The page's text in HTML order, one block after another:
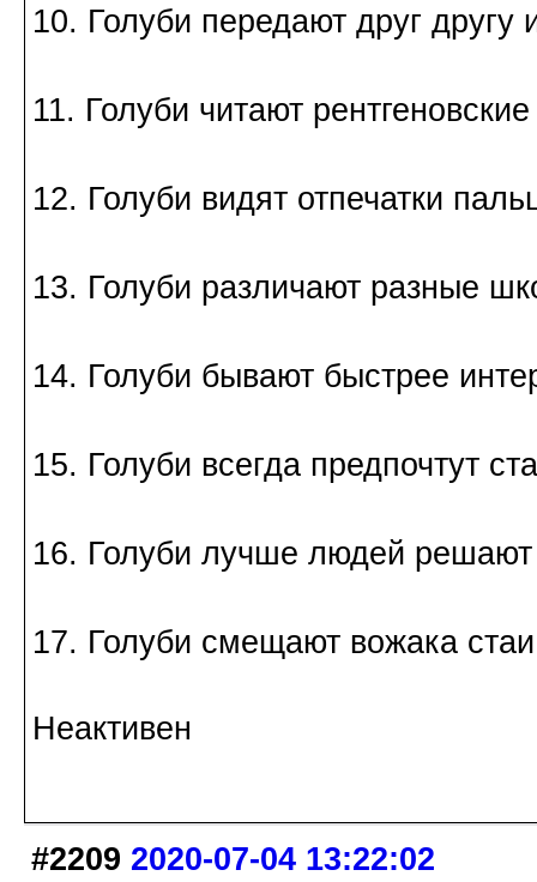
10. Голуби передают друг
11. Голуби читают
12. Голуби видят отпечатки
13. Голуби различают разные
14. Голуби бывают быстрее
15. Голуби всегда предпочтут
16. Голуби лучше людей
17. Голуби смещают вожака
Неактивен
#2209 2020-07-04 13:22:02